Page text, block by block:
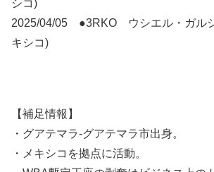
シコ)
2025/04/05 ●3RKO ウシエル・ガル
キシコ)
【補足情報】
・グアテマラ-グアテマラ市出身。
・メキシコを拠点に活動。